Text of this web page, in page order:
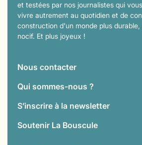
et testées par nos journalistes qui
vivre autrement au quotidien et de
construction d'un monde plus
nocif. Et plus joyeux !
Nous contacter
Qui sommes-nous ?
S’inscrire à la newsletter
Soutenir La Bouscule